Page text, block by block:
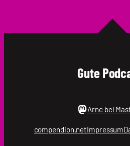
Gute
Arne bei
compendion.netImpressum